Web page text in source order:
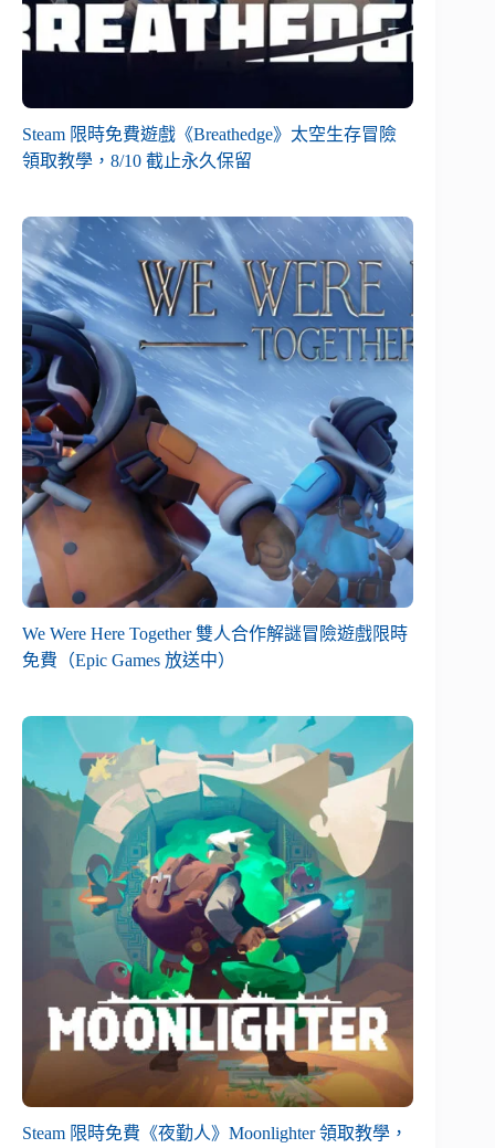
Steam 限時免費遊戲《Breathedge》太空生存冒險
領取教學，8/10 截止永久保留
We Were Here Together 雙人合作解謎冒險遊戲限時
免費（Epic Games 放送中）
Steam 限時免費《夜勤人》Moonlighter 領取教學，